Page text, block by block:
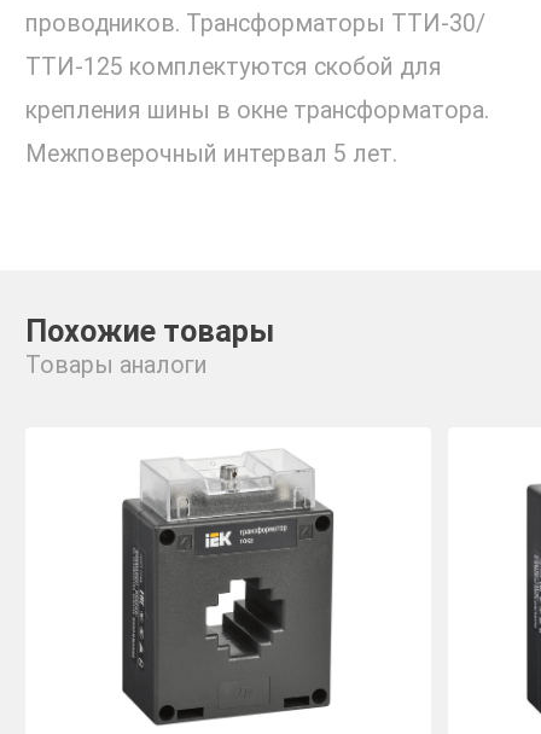
проводников. Трансформаторы ТТИ-30/
ТТИ-125 комплектуются скобой для
крепления шины в окне трансформатора.
Межповерочный интервал 5 лет.
Похожие товары
Товары аналоги